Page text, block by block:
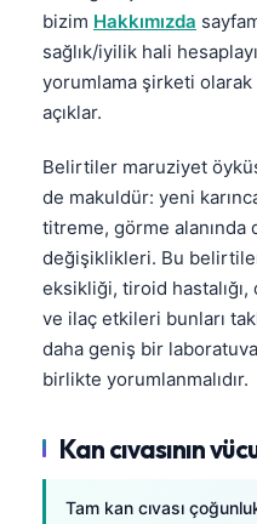
bizim Hakkımızda
sağlık/iyilik hali
yorumlama şirketi
açıklar.
Belirtiler maruziyet
de makuldür: yeni
titreme, görme alanında
değişiklikleri. Bu
eksikliği, tiroid
ve ilaç etkileri bunları
daha geniş bir
birlikte yorumlanmalıdır.
Kan cıvasının
Tam kan cıvası